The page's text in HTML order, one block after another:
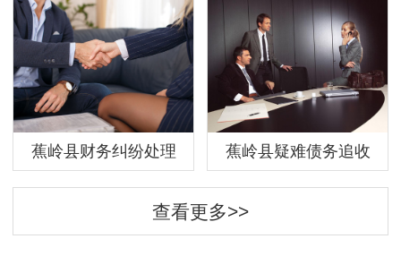
蕉岭县财务纠纷处理 蕉岭县疑难债务追收
查看更多>>